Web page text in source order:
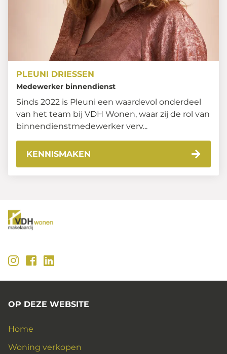
PLEUNI DRIESSEN
Medewerker binnendienst
Sinds 2022 is Pleuni een waardevol onderdeel
van het team bij VDH Wonen, waar zij de rol van
binnendienstmedewerker verv...
KENNISMAKEN
OP DEZE WEBSITE
Home
Woning verkopen